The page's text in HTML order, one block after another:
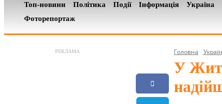
Топ-новини Політика Події Інформація Україна
Фоторепортаж
РЕКЛАМА Головна
У